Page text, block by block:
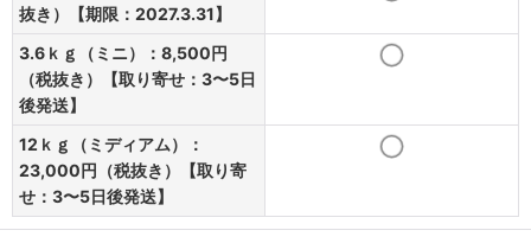
抜き）【期限：2027.3.31】
3.6ｋｇ（ミニ）：8,500円
（税抜き）【取り寄せ：3〜5日
後発送】
12ｋｇ（ミディアム）：
23,000円（税抜き）【取り寄
せ：3〜5日後発送】